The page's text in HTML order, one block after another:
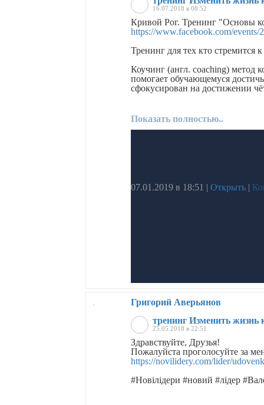
16.07.2018 в 08:52
Кривой Рог. Тренинг "Основы
https://www.facebook.com/events/
Тренинг для тех кто стремится
Коучинг (англ. coaching) метод
помогает обучающемуся
сфокусирован на достижении
Показать полностью..
07.01.2019 в 18:51 | Открыть |
Григорий Аверьянов
тренинг Изменить
25.05.2018 в 22:51
Здравствуйте, Друзья!
Пожалуйста проголосуйте за
https://novilidery.com/lider/
#Новілідери #новий #лідер